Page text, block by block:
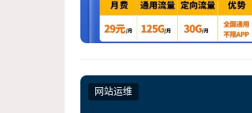
网站运维